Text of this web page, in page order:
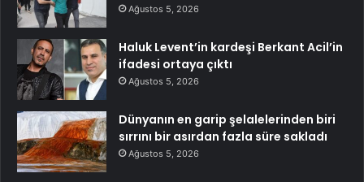
Ağustos 5, 2026
Haluk Levent’in kardeşi Berkant Acil’in
ifadesi ortaya çıktı
Ağustos 5, 2026
Dünyanın en garip şelalelerinden biri
sırrını bir asırdan fazla süre sakladı
Ağustos 5, 2026